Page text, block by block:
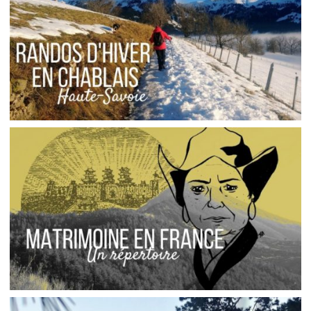
Audrey Blog
HAUTE-SAVOIE // RANDONNÉES D’HIVER
FACILES AUTOUR D’EVIAN
Audrey Blog ,Europe